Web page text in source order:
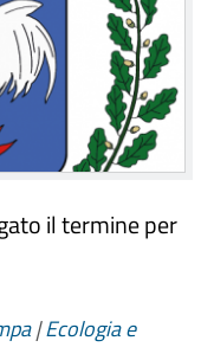
il termine per
|Ecologia e